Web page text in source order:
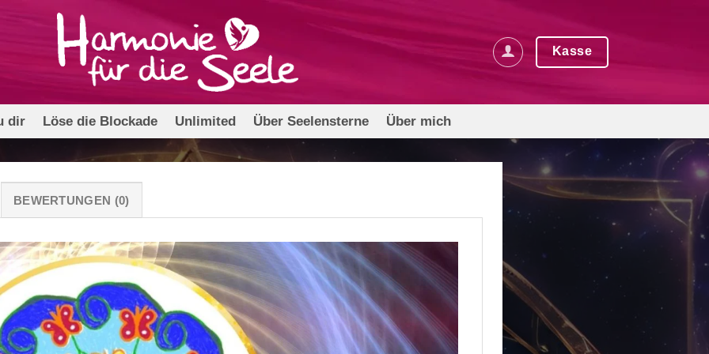
Kasse
dir Löse die Blockade Unlimited Über Seelensterne Über mich
BEWERTUNGEN (0)